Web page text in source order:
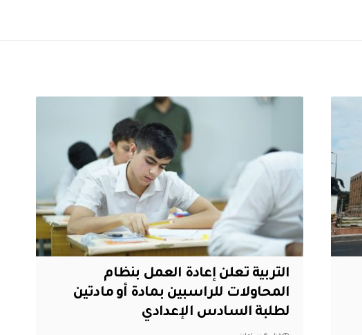
التربية تعلن إعادة العمل بنظام
المحاولات للراسبين بمادة أو مادتين
لطلبة السادس الإعدادي